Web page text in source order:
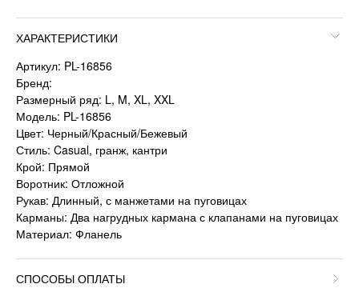
ХАРАКТЕРИСТИКИ
Артикул: PL-16856
Бренд:
Размерный ряд: L, M, XL, XXL
Модель: PL-16856
Цвет: Черный/Красный/Бежевый
Стиль: Casual, гранж, кантри
Крой: Прямой
Воротник: Отложной
Рукав: Длинный, с манжетами на пуговицах
Карманы: Два нагрудных кармана с клапанами на пуговицах
Материал: Фланель
СПОСОБЫ ОПЛАТЫ